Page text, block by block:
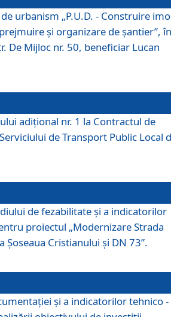
urbanism „P.U.D. - Construire
și organizare de șantier”, în
De Mijloc nr. 50, beneficiar Lucan
adiţional nr. 1 la Contractul de
de Transport Public Local
de fezabilitate şi a indicatorilor
proiectul „Modernizare Strada
Șoseaua Cristianului și DN 73”.
și a indicatorilor tehnico -